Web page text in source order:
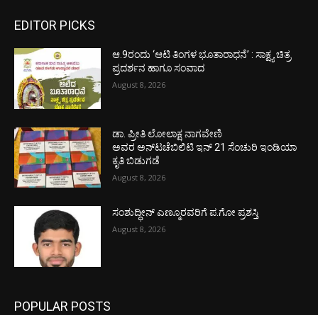
EDITOR PICKS
ಆ.9ರಂದು ‘ಆಟಿ ತಿಂಗಳ ಭೂತಾರಾಧನೆ’ : ಸಾಕ್ಷ್ಯ ಚಿತ್ರ
ಪ್ರದರ್ಶನ ಹಾಗೂ ಸಂವಾದ
August 8, 2026
ಡಾ. ಪ್ರೀತಿ ಲೋಲಾಕ್ಷ ನಾಗವೇಣಿ
ಅವರ ಅನ್‌ಟಚೆಬಿಲಿಟಿ ಇನ್ 21 ಸೆಂಚುರಿ ಇಂಡಿಯಾ
ಕೃತಿ ಬಿಡುಗಡೆ
August 8, 2026
ಸಂಶುದ್ಧೀನ್ ಎಣ್ಮೂರವರಿಗೆ ಪ.ಗೋ ಪ್ರಶಸ್ತಿ
August 8, 2026
POPULAR POSTS